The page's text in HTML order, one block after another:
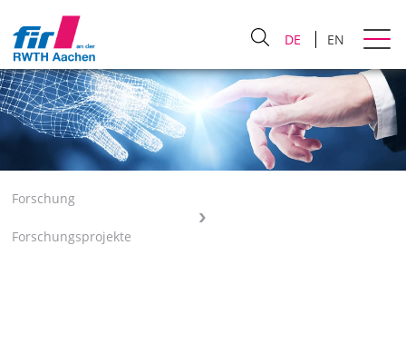
DE EN
Forschung
Forschungsprojekte